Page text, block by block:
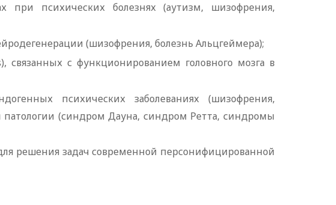
при психических болезнях (аутизм, шизофрения,
(шизофрения, болезнь Альцгеймера);
с функционированием головного мозга в
психических заболеваниях (шизофрения,
(синдром Дауна, синдром Ретта, синдромы
решения задач современной персонифицированной